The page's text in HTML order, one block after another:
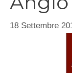
18 Settembre